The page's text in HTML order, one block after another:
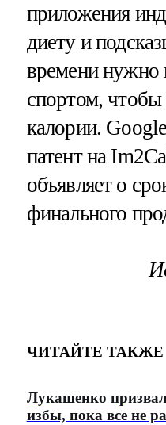
приложения
диету и
времени нужно
спортом,
калории.
патент на
объявляет о
финального
ЧИТАЙТЕ ТАКЖЕ
Лукашенко
избы, пока все не